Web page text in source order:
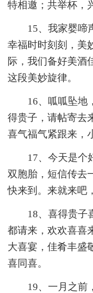
特相邀；共举杯，
15、我家婴啼
幸福时时刻刻，美
际，我们备好美酒
这段美妙旋律。
16、呱呱坠
得贵子，请帖寄去
喜气福气紧跟来，
17、今天是个
双胞胎，短信传去
快来到。来就来吧
18、喜得贵子
都请来，欢欢喜喜
大喜宴，佳肴丰盛
喜同喜。
19、一月之前